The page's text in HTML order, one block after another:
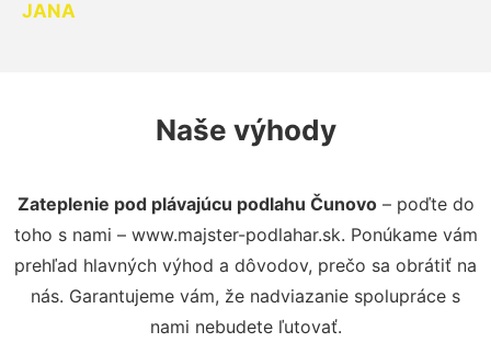
JANA
Naše výhody
Zateplenie pod plávajúcu podlahu Čunovo– poďte do
toho s nami – www.majster-podlahar.sk. Ponúkame vám
prehľad hlavných výhod a dôvodov, prečo sa obrátiť na
nás. Garantujeme vám, že nadviazanie spolupráce s
nami nebudete ľutovať.